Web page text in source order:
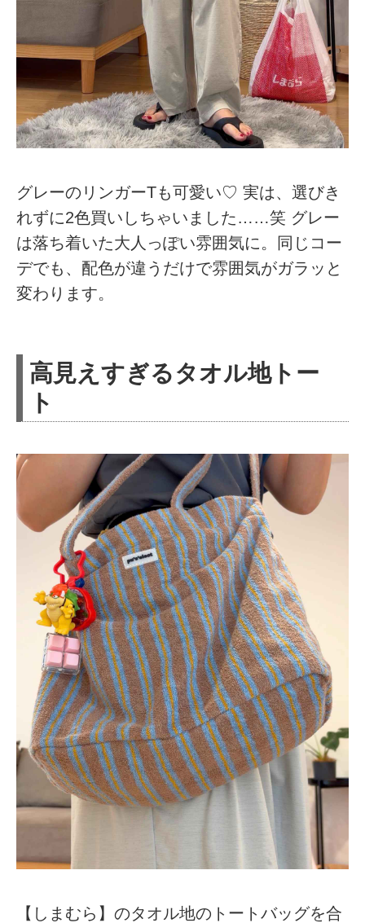
グレーのリンガーTも可愛い♡ 実は、選びき
れずに2色買いしちゃいました……笑 グレー
は落ち着いた大人っぽい雰囲気に。同じコー
デでも、配色が違うだけで雰囲気がガラッと
変わります。
高見えすぎるタオル地トー
ト
【しまむら】のタオル地のトートバッグを合